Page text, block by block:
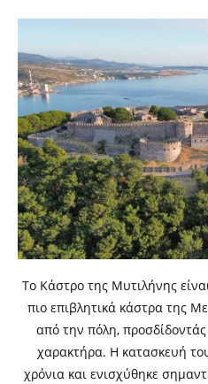
Το Κάστρο της Μυτιλήνης
πιο επιβλητικά κάστρα της
από την πόλη,
χαρακτήρα. Η κατασκευή
χρόνια και ενισχύθηκε